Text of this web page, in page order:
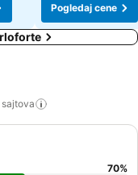
Pogledaj cene
sajtova
70%